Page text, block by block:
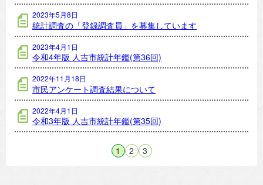
2023年5月8日
統計調査の「登録調査員」を募集しています
2023年4月1日
令和4年版 人吉市統計年鑑(第36回)
2022年11月18日
市民アンケート調査結果について
2022年4月1日
令和3年版 人吉市統計年鑑(第35回)
1 2 3